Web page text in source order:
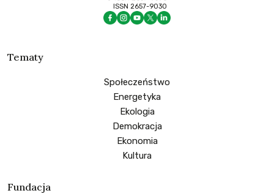
ISSN 2657-9030
Tematy
Społeczeństwo
Energetyka
Ekologia
Demokracja
Ekonomia
Kultura
Fundacja